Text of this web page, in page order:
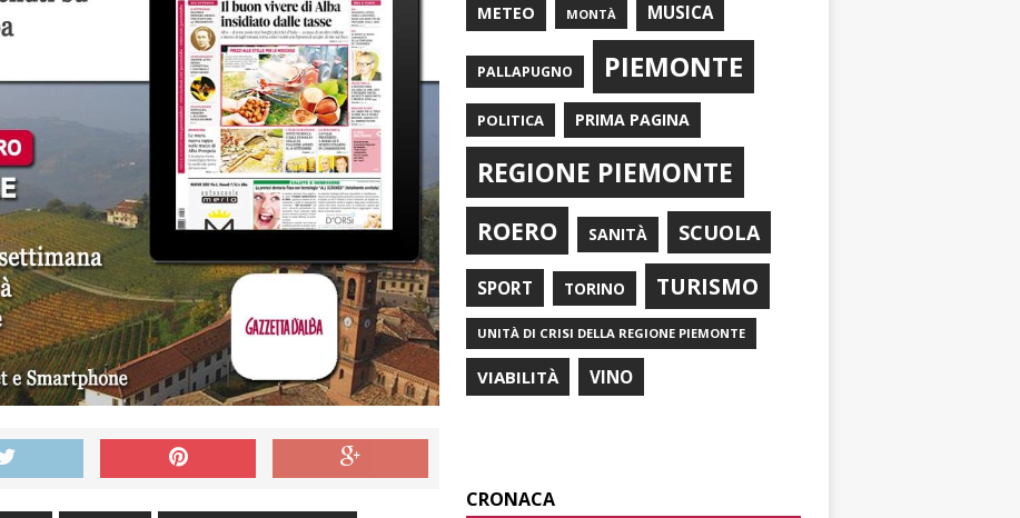
METEO MONTÀ MUSICA
PALLAPUGNO PIEMONTE
POLITICA PRIMA PAGINA
REGIONE PIEMONTE
ROERO SANITÀ SCUOLA
SPORT TORINO TURISMO
UNITÀ DI CRISI DELLA REGIONE PIEMONTE
VIABILITÀ VINO
CRONACA